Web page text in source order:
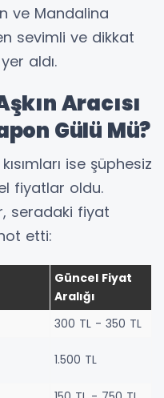
ve Mandalina
sevimli ve dikkat
aldı.
Aracısı
Gülü Mü?
ise şüphesiz
fiyatlar oldu.
seradaki fiyat
etti:
Güncel Fiyat
Aralığı
300 TL - 350 TL
1.500 TL